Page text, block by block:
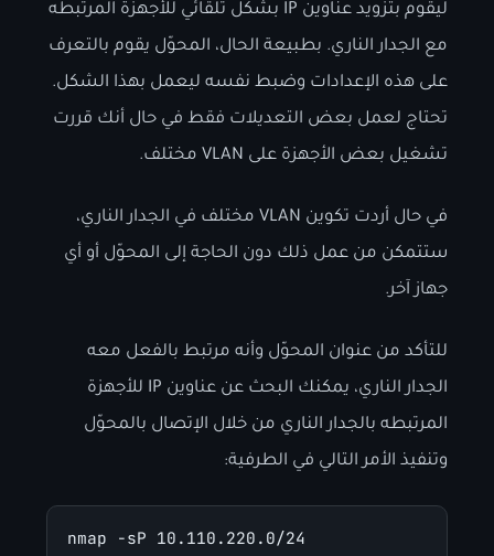
ليقوم بتزويد عناوين IP بشكل تلقائي للأجهزة المرتبطه
مع الجدار الناري. بطبيعة الحال، المحوّل يقوم بالتعرف
على هذه الإعدادات وضبط نفسه ليعمل بهذا الشكل.
تحتاج لعمل بعض التعديلات فقط في حال أنك قررت
تشغيل بعض الأجهزة على VLAN مختلف.
في حال أردت تكوين VLAN مختلف في الجدار الناري،
ستتمكن من عمل ذلك دون الحاجة إلى المحوّل أو أي
جهاز آخر.
للتأكد من عنوان المحوّل وأنه مرتبط بالفعل معه
الجدار الناري، يمكنك البحث عن عناوين IP للأجهزة
المرتبطه بالجدار الناري من خلال الإتصال بالمحوّل
وتنفيذ الأمر التالي في الطرفية:
nmap -sP 10.110.220.0/24